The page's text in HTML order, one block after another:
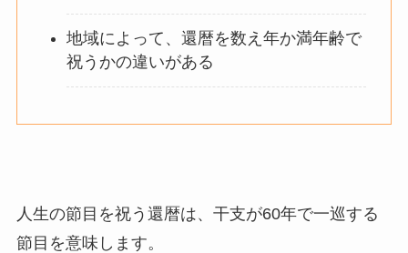
地域によって、還暦を数え年か満年齢で
祝うかの違いがある
人生の節目を祝う還暦は、干支が60年で一巡する
節目を意味します。